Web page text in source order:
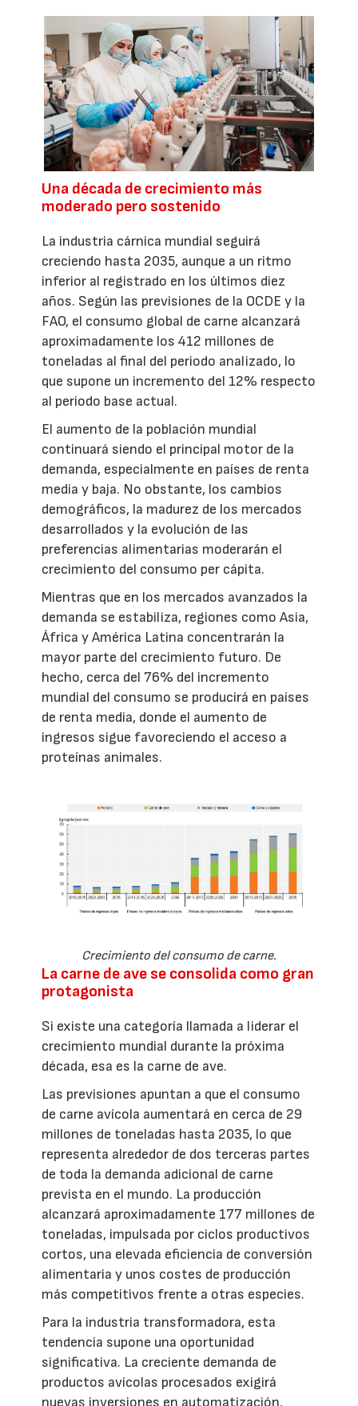
Una década de crecimiento más
moderado pero sostenido
La industria cárnica mundial seguirá
creciendo hasta 2035, aunque a un ritmo
inferior al registrado en los últimos diez
años. Según las previsiones de la OCDE y la
FAO, el consumo global de carne alcanzará
aproximadamente los 412 millones de
toneladas al final del periodo analizado, lo
que supone un incremento del 12% respecto
al periodo base actual.
El aumento de la población mundial
continuará siendo el principal motor de la
demanda, especialmente en países de renta
media y baja. No obstante, los cambios
demográficos, la madurez de los mercados
desarrollados y la evolución de las
preferencias alimentarias moderarán el
crecimiento del consumo per cápita.
Mientras que en los mercados avanzados la
demanda se estabiliza, regiones como Asia,
África y América Latina concentrarán la
mayor parte del crecimiento futuro. De
hecho, cerca del 76% del incremento
mundial del consumo se producirá en países
de renta media, donde el aumento de
ingresos sigue favoreciendo el acceso a
proteínas animales.
Crecimiento del consumo de carne.
La carne de ave se consolida como gran
protagonista
Si existe una categoría llamada a liderar el
crecimiento mundial durante la próxima
década, esa es la carne de ave.
Las previsiones apuntan a que el consumo
de carne avícola aumentará en cerca de 29
millones de toneladas hasta 2035, lo que
representa alrededor de dos terceras partes
de toda la demanda adicional de carne
prevista en el mundo. La producción
alcanzará aproximadamente 177 millones de
toneladas, impulsada por ciclos productivos
cortos, una elevada eficiencia de conversión
alimentaria y unos costes de producción
más competitivos frente a otras especies.
Para la industria transformadora, esta
tendencia supone una oportunidad
significativa. La creciente demanda de
productos avícolas procesados exigirá
nuevas inversiones en automatización,